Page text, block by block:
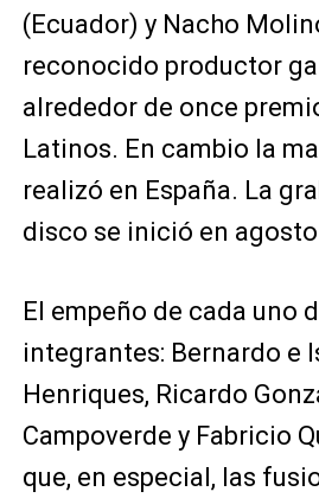
(Ecuador) y Nacho
reconocido productor
alrededor de once
Latinos. En cambio la
realizó en España. La
disco se inició en agosto
El empeño de cada uno
integrantes: Bernardo e
Henriques, Ricardo
Campoverde y Fabricio
que, en especial, las